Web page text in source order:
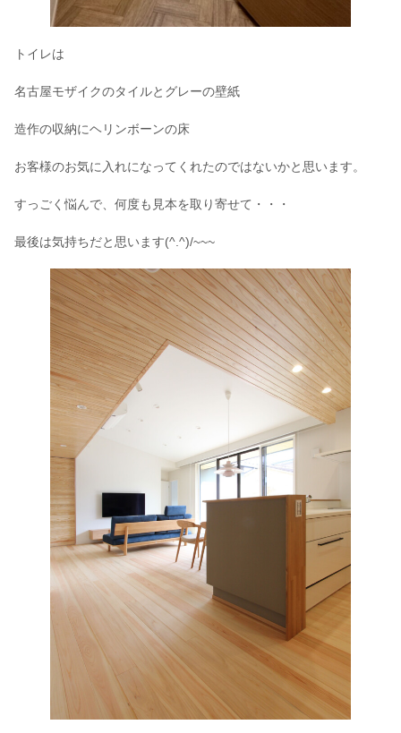
トイレは
名古屋モザイクのタイルとグレーの壁紙
造作の収納にヘリンボーンの床
お客様のお気に入れになってくれたのではないかと思います。
すっごく悩んで、何度も見本を取り寄せて・・・
最後は気持ちだと思います(^.^)/~~~